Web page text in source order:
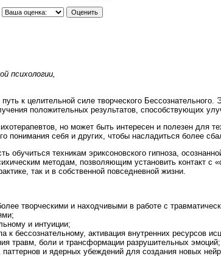
психологии,
к целительной силе творческого
положительных результатов, способствующих
но может быть интересен и полезен для
понимания себя и других, чтобы насладиться более
обучиться техникам эриксоновского гипноза,
методам, позволяющим установить контакт
так и в собственной повседневной жизни.
творческими и находчивыми в работе с
и интуиции;
бессознательному, активация внутренних ресурсов
травм, боли и трансформации разрушительных эмоций;
и ядерных убеждений для создания новых